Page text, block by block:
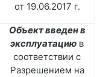
от 19.06.2017 г.
Объект введен в
эксплуатацию в
соответствии с
Разрешением на